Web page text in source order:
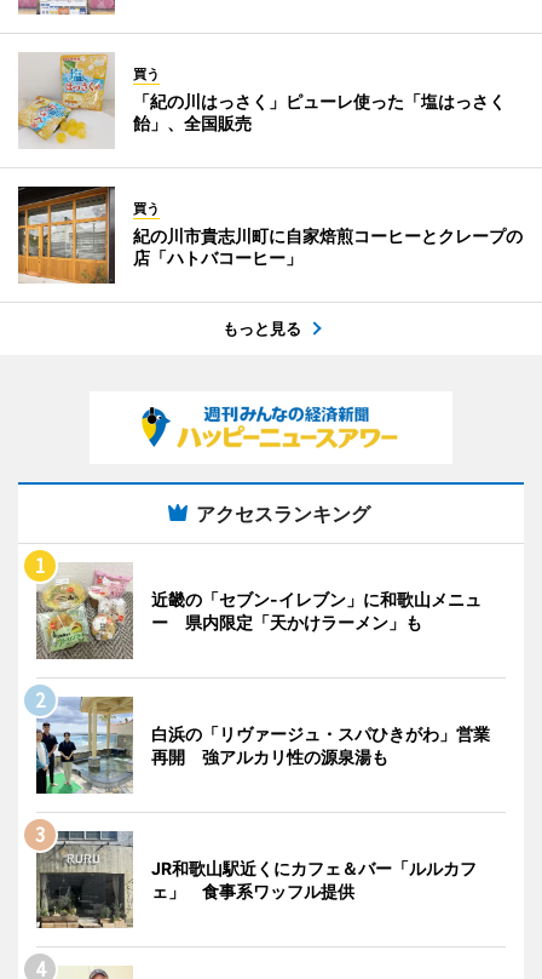
買う
「紀の川はっさく」ピューレ使った「塩はっさく
飴」、全国販売
買う
紀の川市貴志川町に自家焙煎コーヒーとクレープの
店「ハトバコーヒー」
もっと見る
アクセスランキング
近畿の「セブン-イレブン」に和歌山メニュ
ー 県内限定「天かけラーメン」も
白浜の「リヴァージュ・スパひきがわ」営業
再開 強アルカリ性の源泉湯も
JR和歌山駅近くにカフェ＆バー「ルルカフ
ェ」 食事系ワッフル提供